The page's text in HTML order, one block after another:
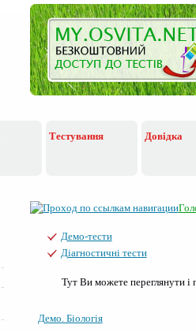
Тестування Довідка
Демо-тести
Діагностичні тести
Тут Ви можете переглянути і
Демо. Біологія